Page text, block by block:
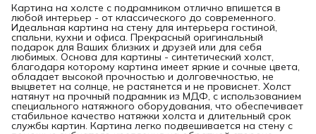
Картина на холсте с подрамником отлично впишется в
любой интерьер - от классического до современного.
Идеальная картина на стену для интерьера гостиной,
спальни, кухни и офиса. Прекрасный оригинальный
подарок для Ваших близких и друзей или для себя
любимых. Основа для картины - синтетический холст,
благодаря которому картина имеет яркие и сочные цвета,
обладает высокой прочностью и долговечностью, не
выцветет на солнце, не растянется и не провиснет. Холст
натянут на прочный подрамник из МДФ, с использованием
специального натяжного оборудования, что обеспечивает
стабильное качество натяжки холста и длительный срок
службы картин. Картина легко подвешивается на стену с